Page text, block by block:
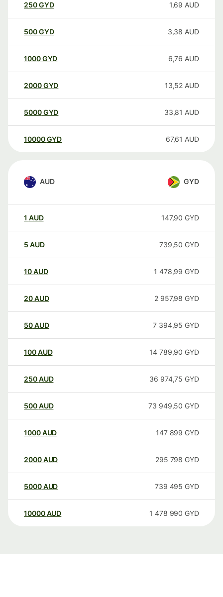
250GYD 1,69 AUD
500GYD 3,38 AUD
1000GYD 6,76 AUD
2000GYD 13,52 AUD
5000GYD 33,81 AUD
10000 GYD 67,61 AUD
AUD GYD
1 AUD 147,90 GYD
5 AUD 739,50 GYD
10AUD 1 478,99 GYD
20AUD 2 957,98 GYD
50AUD 7 394,95 GYD
100AUD 14 789,90 GYD
250AUD 36 974,75 GYD
500AUD 73 949,50 GYD
1000AUD 147 899 GYD
2000AUD 295 798 GYD
5000AUD 739 495 GYD
10000 AUD 1 478 990 GYD